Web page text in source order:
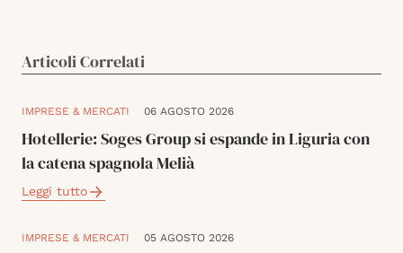
Articoli Correlati
IMPRESE & MERCATI 06 AGOSTO 2026
Hotellerie: Soges Group si espande in Liguria con
la catena spagnola Melià
Leggi tutto
IMPRESE & MERCATI 05 AGOSTO 2026